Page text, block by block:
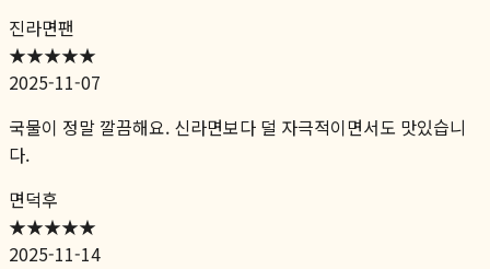
진라면팬
★★★★★
2025-11-07
국물이 정말 깔끔해요. 신라면보다 덜 자극적이면서도 맛있습니
다.
면덕후
★★★★★
2025-11-14